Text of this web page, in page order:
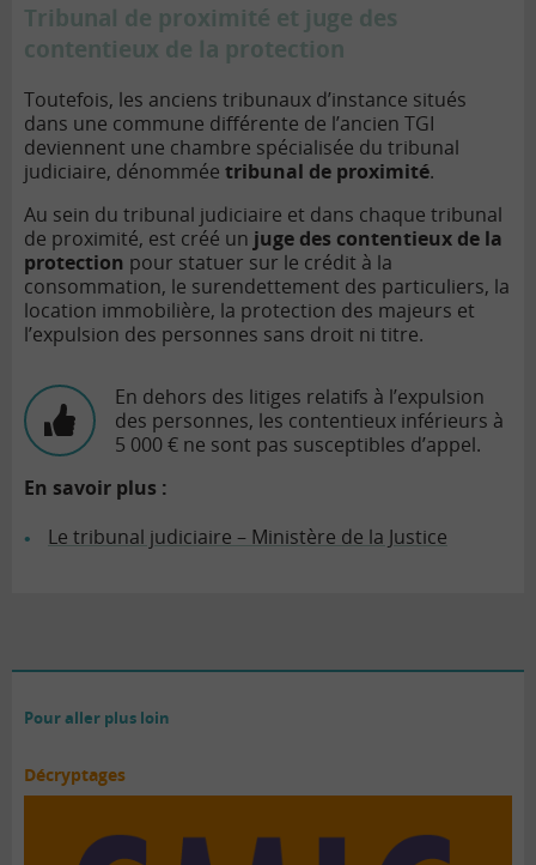
Tribunal de proximité et juge des
contentieux de la protection
Toutefois, les anciens tribunaux d’instance situés
dans une commune différente de l’ancien TGI
deviennent une chambre spécialisée du tribunal
judiciaire, dénommée tribunal de proximité.
Au sein du tribunal judiciaire et dans chaque tribunal
de proximité, est créé un juge des contentieux de la
protection pour statuer sur le crédit à la
consommation, le surendettement des particuliers, la
location immobilière, la protection des majeurs et
l’expulsion des personnes sans droit ni titre.
En dehors des litiges relatifs à l’expulsion
des personnes, les contentieux inférieurs à
5 000 € ne sont pas susceptibles d’appel.
En savoir plus :
Le tribunal judiciaire – Ministère de la Justice
Pour aller plus loin
Décryptages